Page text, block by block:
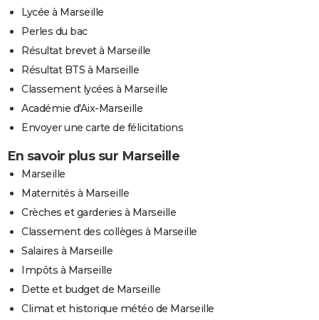
Lycée à Marseille
Perles du bac
Résultat brevet à Marseille
Résultat BTS à Marseille
Classement lycées à Marseille
Académie d'Aix-Marseille
Envoyer une carte de félicitations
En savoir plus sur Marseille
Marseille
Maternités à Marseille
Crèches et garderies à Marseille
Classement des collèges à Marseille
Salaires à Marseille
Impôts à Marseille
Dette et budget de Marseille
Climat et historique météo de Marseille